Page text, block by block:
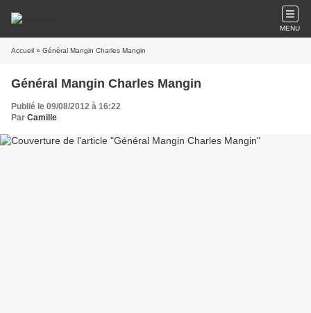
MENU
Accueil » Général Mangin Charles Mangin
Général Mangin Charles Mangin
Publié le 09/08/2012 à 16:22
Par Camille